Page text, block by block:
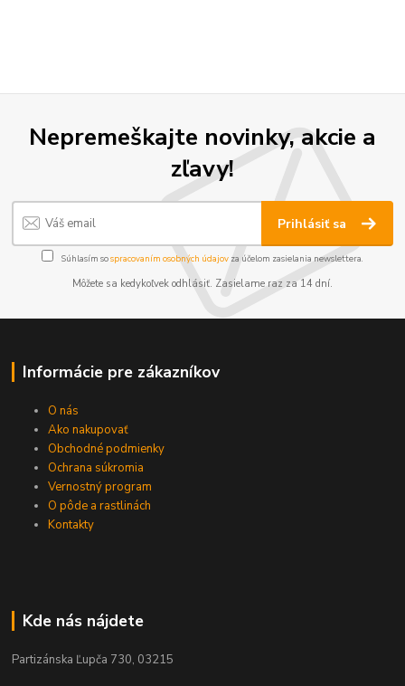
Nepremeškajte novinky, akcie a
zľavy!
Prihlásiť sa
Súhlasím sospracovaním osobných údajov za účelom zasielania newslettera.
Môžete sa kedykoľvek odhlásiť. Zasielame raz za 14 dní.
Informácie pre zákazníkov
O nás
Ako nakupovať
Obchodné podmienky
Ochrana súkromia
Vernostný program
O pôde a rastlinách
Kontakty
Kde nás nájdete
Partizánska Ľupča 730, 03215